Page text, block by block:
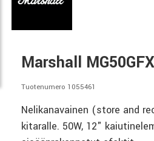
Marshall
Tuotenumero 1055461
Nelikanavainen (store and
kitaralle. 50W, 12"